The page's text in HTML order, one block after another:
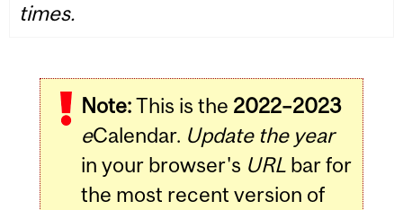
times.
Note:This is the 2022–2023
eCalendar. Update the year
in your browser's URLbar for
the most recent version of